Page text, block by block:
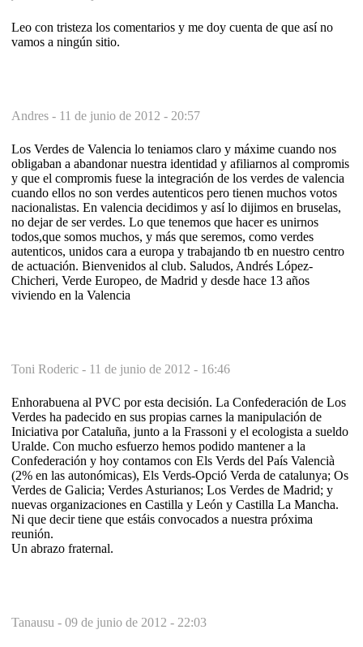
Leo con tristeza los comentarios y me doy cuenta de que así no
vamos a ningún sitio.
Andres - 11 de junio de 2012 - 20:57
Los Verdes de Valencia lo teniamos claro y máxime cuando nos
obligaban a abandonar nuestra identidad y afiliarnos al compromis
y que el compromis fuese la integración de los verdes de valencia
cuando ellos no son verdes autenticos pero tienen muchos votos
nacionalistas. En valencia decidimos y así lo dijimos en bruselas,
no dejar de ser verdes. Lo que tenemos que hacer es unirnos
todos,que somos muchos, y más que seremos, como verdes
autenticos, unidos cara a europa y trabajando tb en nuestro centro
de actuación. Bienvenidos al club. Saludos, Andrés López-
Chicheri, Verde Europeo, de Madrid y desde hace 13 años
viviendo en la Valencia
Toni Roderic - 11 de junio de 2012 - 16:46
Enhorabuena al PVC por esta decisión. La Confederación de Los
Verdes ha padecido en sus propias carnes la manipulación de
Iniciativa por Cataluña, junto a la Frassoni y el ecologista a sueldo
Uralde. Con mucho esfuerzo hemos podido mantener a la
Confederación y hoy contamos con Els Verds del País Valencià
(2% en las autonómicas), Els Verds-Opció Verda de catalunya; Os
Verdes de Galicia; Verdes Asturianos; Los Verdes de Madrid; y
nuevas organizaciones en Castilla y León y Castilla La Mancha.
Ni que decir tiene que estáis convocados a nuestra próxima
reunión.
Un abrazo fraternal.
Tanausu - 09 de junio de 2012 - 22:03